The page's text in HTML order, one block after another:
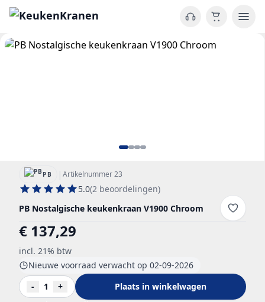
PB | Artikelnummer 23
5.0(2 beoordelingen)
PB Nostalgische keukenkraan V1900 Chroom
€ 137,29
incl. 21% btw
Nieuwe voorraad verwacht op 02-09-2026
-
1 + Plaats in winkelwagen